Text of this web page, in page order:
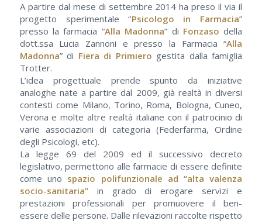
A partire dal mese di settembre 2014 ha preso il via il
progetto sperimentale “Psicologo in Farmacia”
presso la farmacia “Alla Madonna” di Fonzaso della
dott.ssa Lucia Zannoni e presso la Farmacia “Alla
Madonna” di Fiera di Primiero gestita dalla famiglia
Trotter.
L’idea progettuale prende spunto da iniziative
analoghe nate a partire dal 2009, già realtà in diversi
contesti come Milano, Torino, Roma, Bologna, Cuneo,
Verona e molte altre realtà italiane con il patrocinio di
varie associazioni di categoria (Federfarma, Ordine
degli Psicologi, etc).
La legge 69 del 2009 ed il successivo decreto
legislativo, permettono alle farmacie di essere definite
come uno spazio polifunzionale ad “alta valenza
socio-sanitaria”in grado di erogare servizi e
prestazioni professionali per promuovere il ben-
essere delle persone. Dalle rilevazioni raccolte rispetto